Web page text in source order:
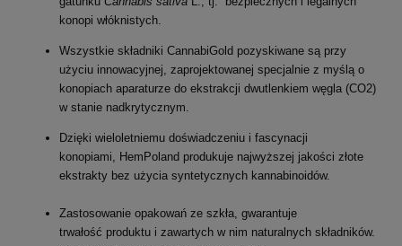
konopi włóknistych.
Wszystkie składniki CannabiGold pozyskiwane są przy
użyciu innowacyjnej, zaprojektowanej specjalnie z myślą o
konopiach aparaturze do ekstrakcji dwutlenkiem węgla (CO2)
w stanie nadkrytycznym.
Dzięki wieloletniemu doświadczeniu i fascynacji
konopiami, HemPoland produkuje najwyższej jakości złote
ekstrakty bez użycia syntetycznych kannabinoidów.
Zastosowanie opakowań ze szkła, gwarantuje
trwałość produktu i zawartych w nim naturalnych składników.